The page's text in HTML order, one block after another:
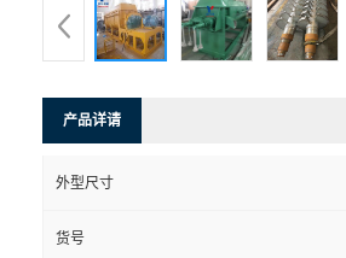
产品详请
外型尺寸
货号